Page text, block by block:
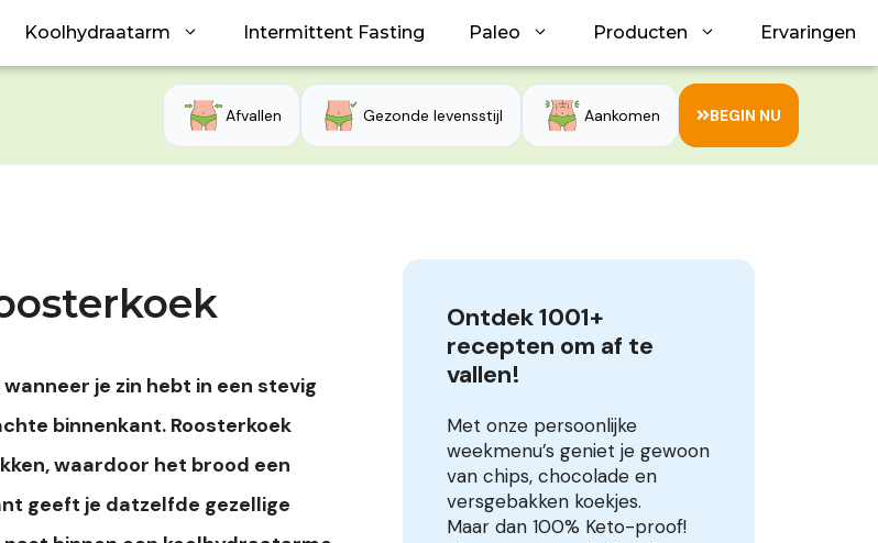
Koolhydraatarm Intermittent Fasting Paleo Producten Ervaringen
Afvallen Gezonde levensstijl Aankomen BEGIN NU
je zin hebt in een stevig
binnenkant. Roosterkoek
waardoor het brood een
geeft je datzelfde gezellige
Ontdek 1001+
recepten om af te
vallen!
Met onze persoonlijke
weekmenu’s geniet je gewoon
van chips, chocolade en
versgebakken koekjes.
Maar dan 100% Keto-proof!